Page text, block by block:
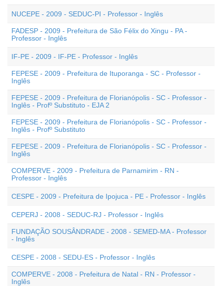
NUCEPE - 2009 - SEDUC-PI - Professor - Inglês
FADESP - 2009 - Prefeitura de São Félix do Xingu - PA -
Professor - Inglês
IF-PE - 2009 - IF-PE - Professor - Inglês
FEPESE - 2009 - Prefeitura de Ituporanga - SC - Professor -
Inglês
FEPESE - 2009 - Prefeitura de Florianópolis - SC - Professor -
Inglês - Profº Substituto - EJA 2
FEPESE - 2009 - Prefeitura de Florianópolis - SC - Professor -
Inglês - Profº Substituto
FEPESE - 2009 - Prefeitura de Florianópolis - SC - Professor -
Inglês
COMPERVE - 2009 - Prefeitura de Parnamirim - RN -
Professor - Inglês
CESPE - 2009 - Prefeitura de Ipojuca - PE - Professor - Inglês
CEPERJ - 2008 - SEDUC-RJ - Professor - Inglês
FUNDAÇÃO SOUSÂNDRADE - 2008 - SEMED-MA - Professor
- Inglês
CESPE - 2008 - SEDU-ES - Professor - Inglês
COMPERVE - 2008 - Prefeitura de Natal - RN - Professor -
Inglês